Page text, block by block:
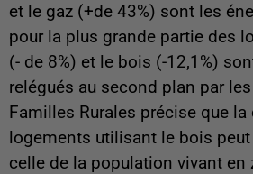
et le gaz (+de 43%) sont les
pour la plus grande partie des
(- de 8%) et le bois (-12,1%)
relégués au second plan par
Familles Rurales précise que la
logements utilisant le bois
celle de la population vivant en